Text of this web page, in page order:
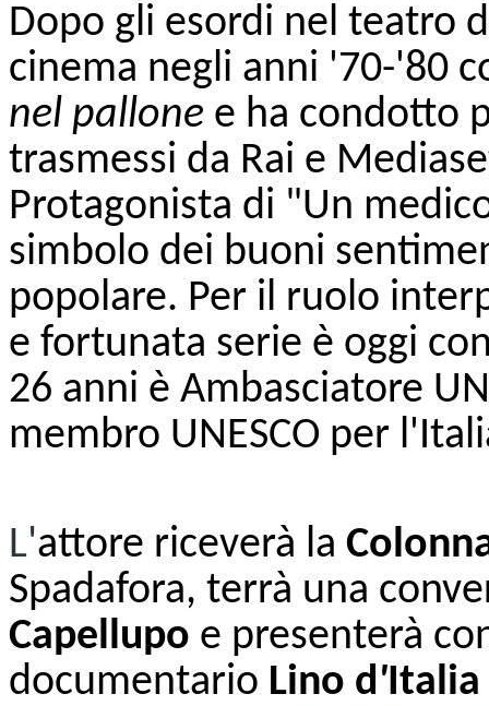
Dopo gli esordi nel teatro
cinema negli anni '70-'80
nel pallone e ha condotto
trasmessi da Rai e
Protagonista di "Un
simbolo dei buoni
popolare. Per il ruolo
e fortunata serie è oggi
26 anni è Ambasciatore
membro UNESCO per
L'attore riceverà la
Spadafora, terrà una
Capellupo e presenterà
documentario Lino d'Italia